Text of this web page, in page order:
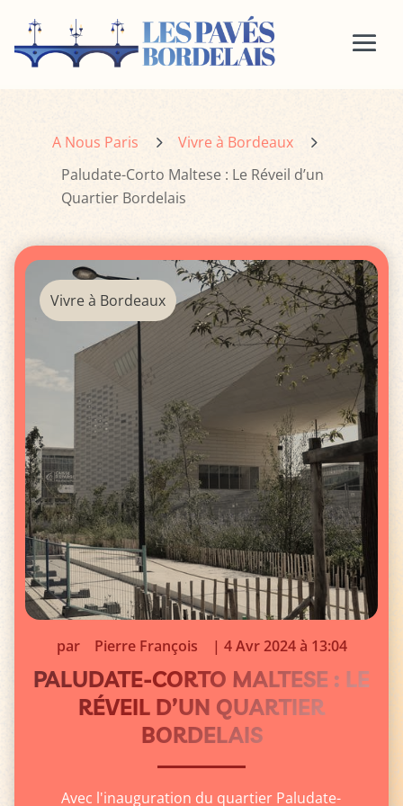
A Nous Paris 5 Vivre à Bordeaux 5
Paludate-Corto Maltese : Le Réveil d’un
Quartier Bordelais
Vivre à Bordeaux
par Pierre François | 4 Avr 2024 à 13:04
PALUDATE-CORTO MALTESE : LE
RÉVEIL D’UN QUARTIER
BORDELAIS
Avec l'inauguration du quartier Paludate-